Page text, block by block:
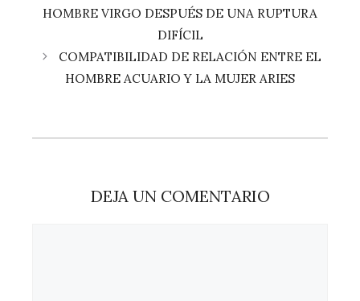
HOMBRE VIRGO DESPUÉS DE UNA RUPTURA
DIFÍCIL
COMPATIBILIDAD DE RELACIÓN ENTRE EL
HOMBRE ACUARIO Y LA MUJER ARIES
DEJA UN COMENTARIO